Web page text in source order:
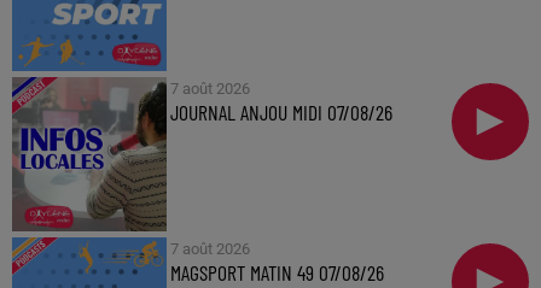
7 août 2026
JOURNAL ANJOU MIDI 07/08/26
7 août 2026
MAGSPORT MATIN 49 07/08/26